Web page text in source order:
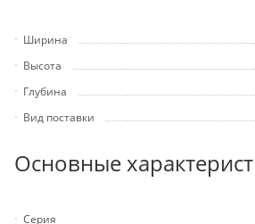
Ширина
Высота
Глубина
Вид поставки
Основные
Серия